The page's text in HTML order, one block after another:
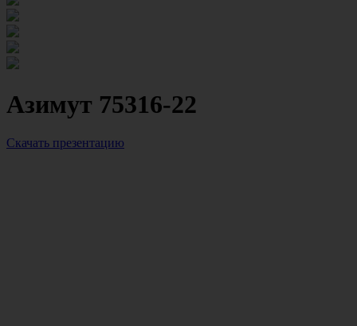
Азимут 75316-22
Скачать презентацию